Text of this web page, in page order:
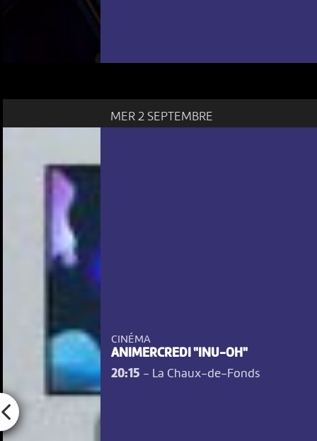
MER 2 SEPTEMBRE
CINÉMA
ANIMERCREDI "INU-OH"
20:15 - La Chaux-de-Fonds